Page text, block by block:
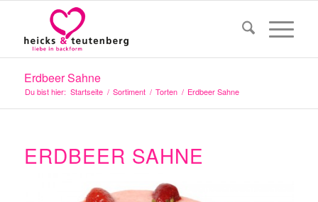
Erdbeer Sahne
Du bist hier: Startseite / Sortiment / Torten / Erdbeer Sahne
ERDBEER SAHNE